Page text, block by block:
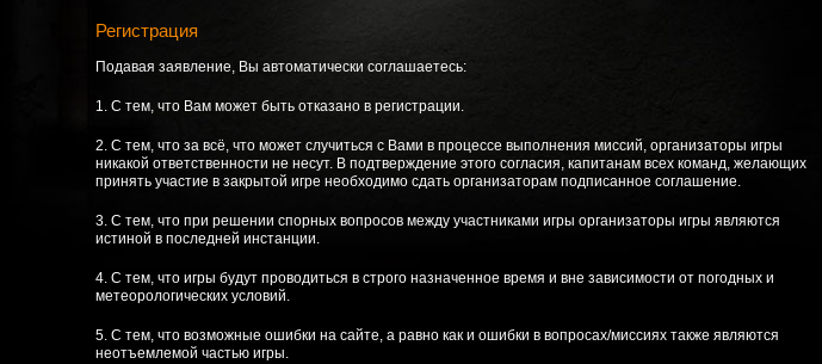
Регистрация
Подавая заявление, Вы автоматически соглашаетесь:
1. С тем, что Вам может быть отказано в регистрации.
2. С тем, что за всё, что может случиться с Вами в процессе выполнения миссий, организаторы игры
никакой ответственности не несут. В подтверждение этого согласия, капитанам всех команд, желающих
принять участие в закрытой игре необходимо сдать организаторам подписанное соглашение.
3. С тем, что при решении спорных вопросов между участниками игры организаторы игры являются
истиной в последней инстанции.
4. С тем, что игры будут проводиться в строго назначенное время и вне зависимости от погодных и
метеорологических условий.
5. С тем, что возможные ошибки на сайте, а равно как и ошибки в вопросах/миссиях также являются
неотъемлемой частью игры.